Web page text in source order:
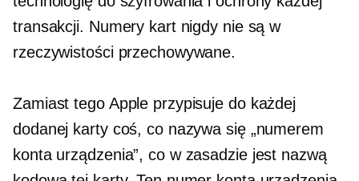
transakcji. Numery kart nigdy nie są w
rzeczywistości przechowywane.
Zamiast tego Apple przypisuje do każdej
dodanej karty coś, co nazywa się „numerem
konta urządzenia”, co w zasadzie jest nazwą